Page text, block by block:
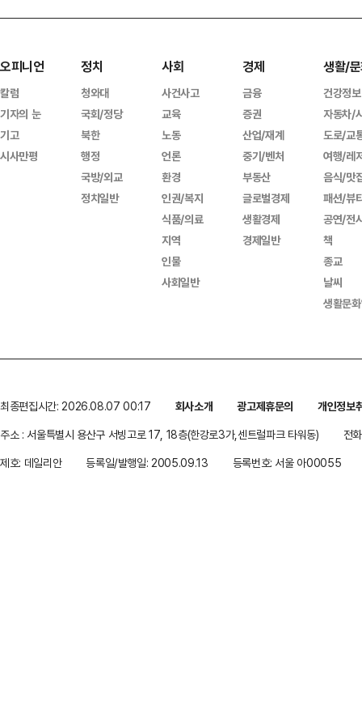
오피니언
칼럼
기자의 눈
기고
시사만평
정치
청와대
국회/정당
북한
행정
국방/외교
정치일반
사회
사건사고
교육
노동
언론
환경
인권/복지
식품/의료
지역
인물
사회일반
경제
금융
증권
산업/재계
중기/벤처
부동산
글로벌경제
생활경제
경제일반
생활/
건강정보
자동차/
도로/교
여행/레
음식/맛
패션/뷰
공연/전
책
종교
날씨
생활문
최종편집시간: 2026.08.07 00:17 회사소개 광고제휴문의
개인정보
주소 : 서울특별시 용산구 서빙고로 17, 18층(한강로3가,센트럴파크 타워동)
전
제호: 데일리안
등록일/발행일: 2005.09.13 등록번호: 서울 아00055